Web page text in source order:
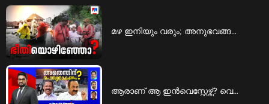
മഴ ഇനിയും വരും; അനുഭവങ്ങളില്‍ നിന്ന് പാഠമുള്‍ക്കൊളളണ്ടേ? | Special Programs
ആരാണ് ആ ഇന്‍വെസ്റ്റേഴ്സ്? വെളിപ്പെടുത്താന്‍ മടിയെന്തിന്? | Counter point